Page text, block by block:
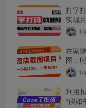
打字
实现
1
在家
图，
1
利用
“假如